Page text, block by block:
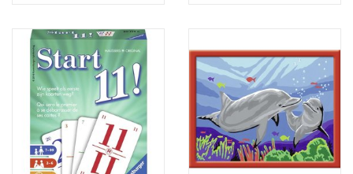
Valentijn
Cadeaubonnen
Toon alle producten